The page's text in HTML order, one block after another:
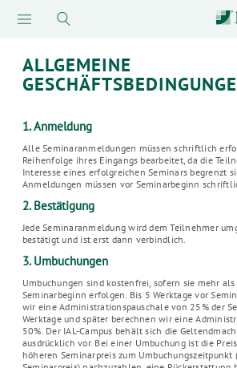
ALLGEMEINE
1. Anmeldung
Alle Seminaranmeldungen müssen schriftlich
Reihenfolge ihres Eingangs bearbeitet, da die
Interesse eines erfolgreichen Seminars begrenzt
Anmeldungen müssen vor Seminarbeginn
2. Bestätigung
Jede Seminaranmeldung wird dem Teilnehmer
bestätigt und ist erst dann verbindlich.
3. Umbuchungen
Umbuchungen sind kostenfrei, sofern sie mehr
Seminarbeginn erfolgen. Bis 5 Werktage vor
wir eine Administrationspauschale von 25% der
Werktage und später berechnen wir eine
50%. Der IAL-Campus behält sich die
ausdrücklich vor. Bei einer Umbuchung ist die
höheren Seminarpreis zum Umbuchungszeitpunkt